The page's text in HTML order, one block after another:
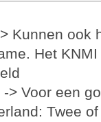
Kunnen ook
Het
> Voor een
Twee